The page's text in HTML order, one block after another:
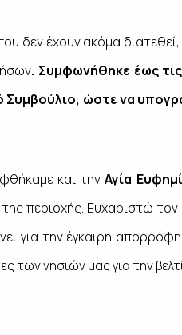
δεν έχουν ακόμα
. Συμφωνήθηκε έως
Συμβούλιο, ώστε να
και τηνΑγία
περιοχής. Ευχαριστώ
για την έγκαιρη
των νησιών μας για την